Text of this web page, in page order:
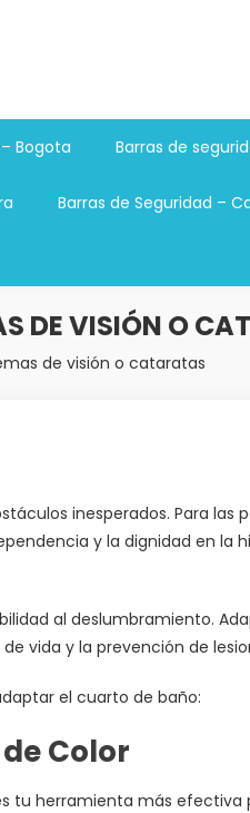
Bogota Barras de
Barras de Seguridad –
DE VISIÓN O
de visión o cataratas
inesperados. Para las
y la dignidad en la
al deslumbramiento.
vida y la prevención de
el cuarto de baño:
Color
tu herramienta más